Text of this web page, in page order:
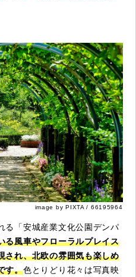
image by PIXTA / 66195964
る「安城産業文化公園デンパ
る風車やフローラルプレイス
され、北欧の雰囲気も楽しめ
す。色とりどり花々は写真映